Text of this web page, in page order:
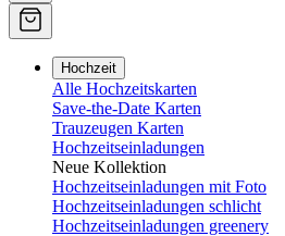
Hochzeit
Alle Hochzeitskarten
Save-the-Date Karten
Trauzeugen Karten
Hochzeitseinladungen
Neue Kollektion
Hochzeitseinladungen mit Foto
Hochzeitseinladungen schlicht
Hochzeitseinladungen greenery